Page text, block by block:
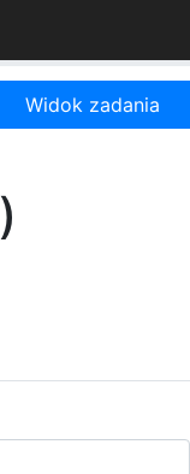
Widok zadania